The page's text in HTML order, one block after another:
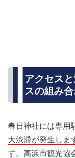
アクセス
スの組み
春日神社には専用
大渋滞が発生しま
す。高浜市観光協